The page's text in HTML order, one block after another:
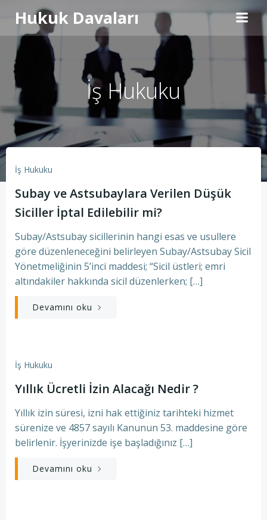
geç
Hukuk Davaları
İş Hukuku
İş Hukuku
Subay ve Astsubaylara Verilen Düşük
Siciller İptal Edilebilir mi?
Subay/Astsubay sicillerinin hangi esas ve usullere
göre düzenleneceğini belirleyen Subay/Astsubay Sicil
Yönetmeliğinin 5’inci maddesi; “Sicil üstleri; emri
altındakiler hakkında sicil düzenlerken; […]
Devamını oku
İş Hukuku
Yıllık Ücretli İzin Alacağı Nedir ?
Yıllık izin süresi, izni hak ettiğiniz tarihteki hizmet
sürenize ve 4857 sayılı Kanunun 53. maddesine göre
belirlenir. İşyerinizde işe başladığınız […]
Devamını oku